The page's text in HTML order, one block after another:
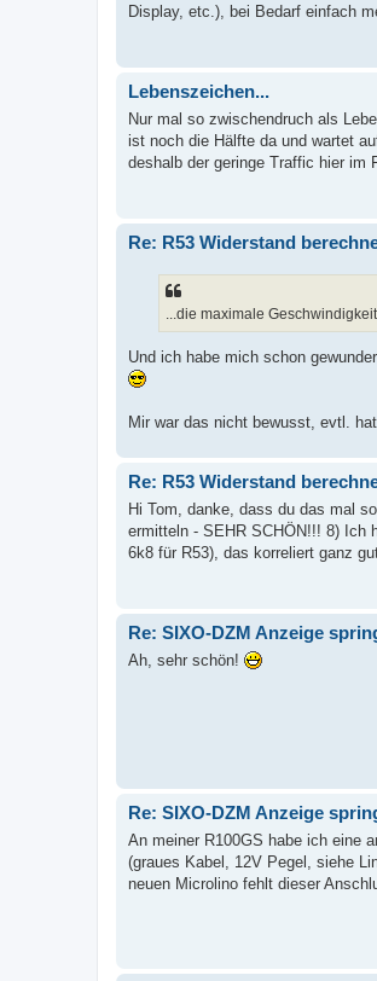
Display, etc.), bei Bedarf einfach
Lebenszeichen...
Nur mal so zwischendruch als
ist noch die Hälfte da und wartet
deshalb der geringe Traffic hier im
Re: R53 Widerstand
...die maximale
Und ich habe mich schon
Mir war das nicht bewusst, evtl.
Re: R53 Widerstand
Hi Tom, danke, dass du das mal
ermitteln - SEHR SCHÖN!!! 8) Ich
6k8 für R53), das korreliert ganz
Re: SIXO-DZM Anzeige
Ah, sehr schön!
Re: SIXO-DZM Anzeige
An meiner R100GS habe ich eine
(graues Kabel, 12V Pegel, siehe
neuen Microlino fehlt dieser